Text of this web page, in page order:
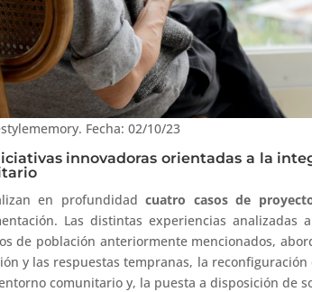
Fecha: 02/10/23
innovadoras orientadas a la
en profundidadcuatro casos de
Las distintas experiencias analizadas
de población anteriormente mencionados,
y las respuestas tempranas, la reconfiguración
comunitario y, la puesta a disposición de